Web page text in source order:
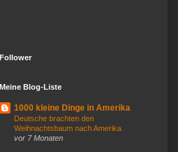
Follower
Meine Blog-Liste
1000 kleine Dinge in Amerika
Deutsche brachten den
Weihnachtsbaum nach Amerika
vor 7 Monaten